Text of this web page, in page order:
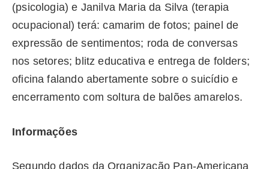
(psicologia) e Janilva Maria da Silva (terapia
ocupacional) terá: camarim de fotos; painel de
expressão de sentimentos; roda de conversas
nos setores; blitz educativa e entrega de folders;
oficina falando abertamente sobre o suicídio e
encerramento com soltura de balões amarelos.
Informações
Segundo dados da Organização Pan-Americana